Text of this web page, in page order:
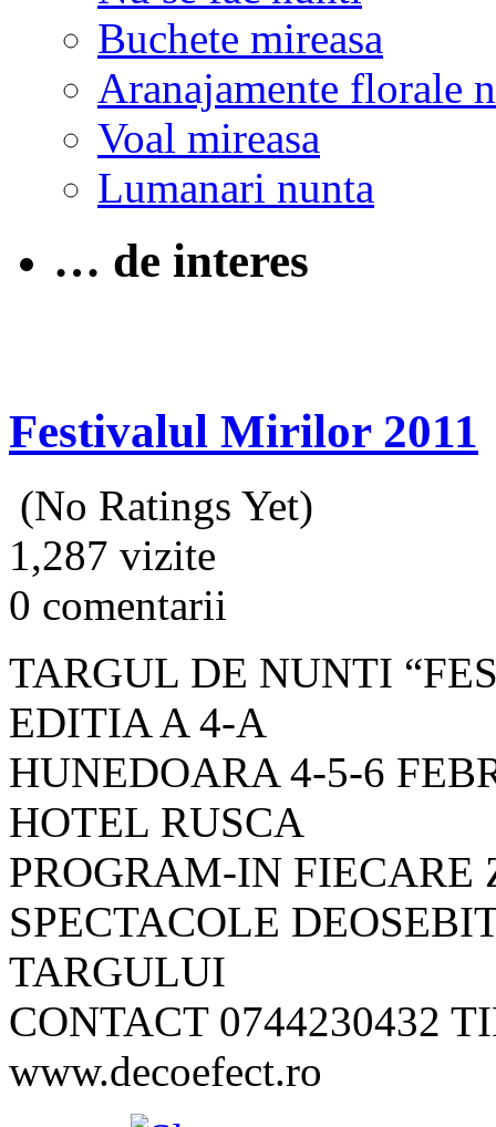
Buchete mireasa
Aranajamente florale
Voal mireasa
Lumanari nunta
… de interes
Festivalul Mirilor 2011
(No Ratings Yet)
1,287 vizite
0 comentarii
TARGUL DE NUNTI
EDITIA A 4-A
HUNEDOARA 4-5-6
HOTEL RUSCA
PROGRAM-IN FIECARE
SPECTACOLE
TARGULUI
CONTACT 0744230432
www.decoefect.ro